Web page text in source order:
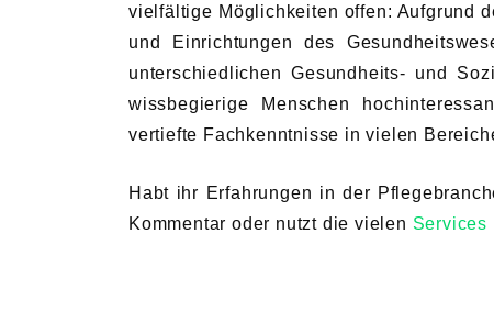
vielfältige Möglichkeiten offen: Aufgrund
und Einrichtungen des
unterschiedlichen Gesundheits- und
wissbegierige Menschen
vertiefte Fachkenntnisse in vielen
Habt ihr Erfahrungen in der
Kommentar oder nutzt die vielen Services